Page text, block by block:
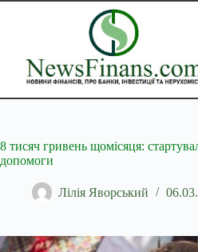
Перейти
8 тисяч гривень щомісяця:
допомоги
Лілія Яворський